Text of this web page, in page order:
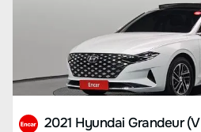
2021 Hyundai Grandeur